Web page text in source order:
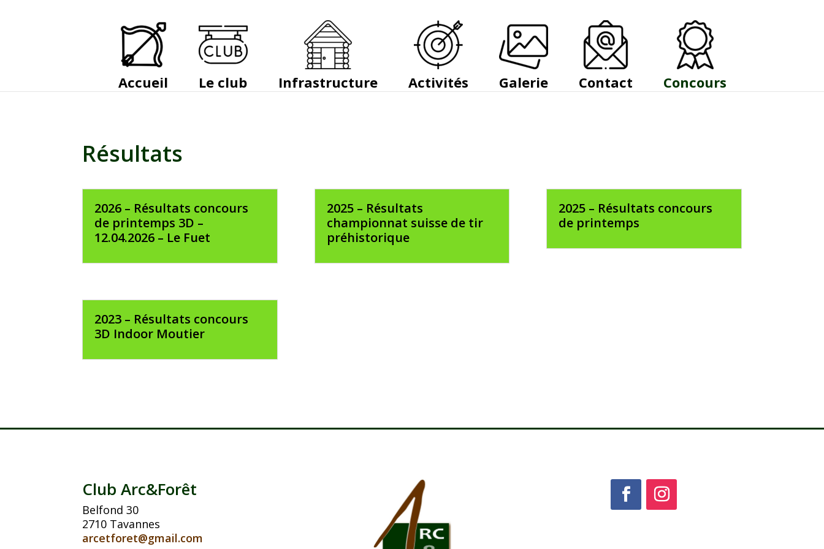
Accueil Le club Infrastructure Activités Galerie Contact Concours
Résultats
2026 – Résultats concours
de printemps 3D –
12.04.2026 – Le Fuet
2023 – Résultats concours
3D Indoor Moutier
2025 – Résultats
championnat suisse de tir
préhistorique
2025 – Résultats concours
de printemps
Club Arc&Forêt
Belfond 30
2710 Tavannes
arcetforet@gmail.com